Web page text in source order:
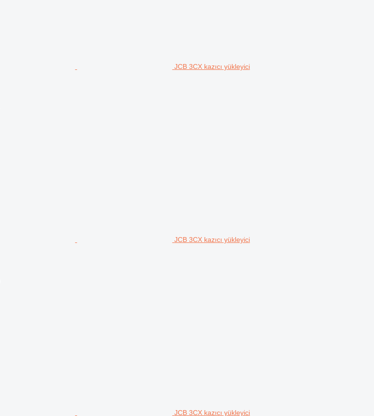
JCB 3CX kazıcı yükleyici
JCB 3CX kazıcı yükleyici
JCB 3CX kazıcı yükleyici